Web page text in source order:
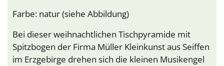
Farbe: natur (siehe Abbildung)
Bei dieser weihnachtlichen Tischpyramide mit
Spitzbogen der Firma Müller Kleinkunst aus Seiffen
im Erzgebirge drehen sich die kleinen Musikengel